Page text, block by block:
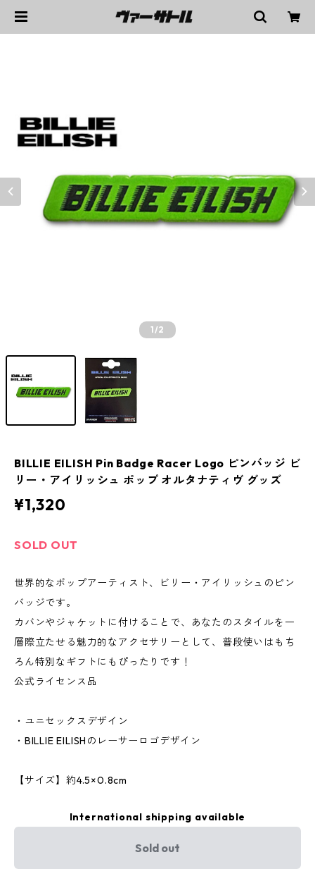
1/2
BILLIE EILISH Pin Badge Racer Logo ピンバッジ ビ
リー・アイリッシュ ポップ オルタナティヴ グッズ
¥1,320
SOLD OUT
世界的なポップアーティスト、ビリー・アイリッシュのピン
バッジです。
カバンやジャケットに付けることで、あなたのスタイルを一
層際立たせる魅力的なアクセサリーとして、普段使いはもち
ろん特別なギフトにもぴったりです！
公式ライセンス品
・ユニセックスデザイン
・BILLIE EILISHのレーサーロゴデザイン
【サイズ】約4.5×0.8cm
International shipping available
Sold out